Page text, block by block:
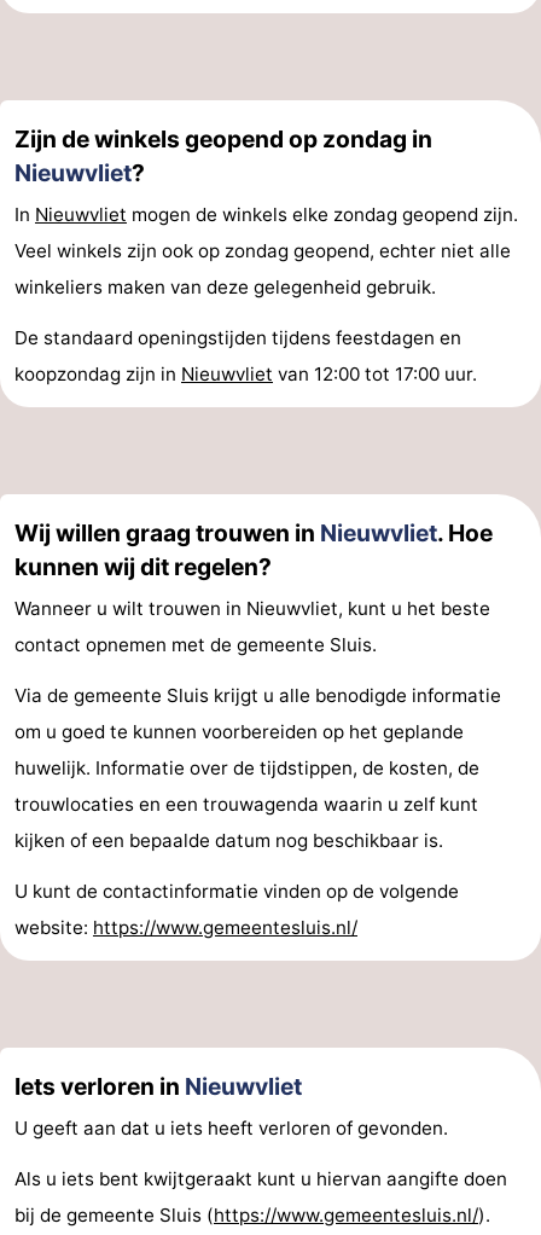
Het
Zwin
Vlaanderen
-
Brugge
-
Gent
De
Kust
-
Heist
Zeebrugge
-
Contact
Zijn de winkels geopend op zondag in
Nieuwvliet?
In Nieuwvliet mogen de winkels elke zondag geopend zijn.
Veel winkels zijn ook op zondag geopend, echter niet alle
winkeliers maken van deze gelegenheid gebruik.
De standaard openingstijden tijdens feestdagen en
koopzondag zijn in Nieuwvliet van 12:00 tot 17:00 uur.
Wij willen graag trouwen in Nieuwvliet. Hoe
kunnen wij dit regelen?
Wanneer u wilt trouwen in Nieuwvliet, kunt u het beste
contact opnemen met de gemeente Sluis.
Via de gemeente Sluis krijgt u alle benodigde informatie
om u goed te kunnen voorbereiden op het geplande
huwelijk. Informatie over de tijdstippen, de kosten, de
trouwlocaties en een trouwagenda waarin u zelf kunt
kijken of een bepaalde datum nog beschikbaar is.
U kunt de contactinformatie vinden op de volgende
website: https://www.gemeentesluis.nl/
Iets verloren in Nieuwvliet
U geeft aan dat u iets heeft verloren of gevonden.
Als u iets bent kwijtgeraakt kunt u hiervan aangifte doen
bij de gemeente Sluis (https://www.gemeentesluis.nl/).